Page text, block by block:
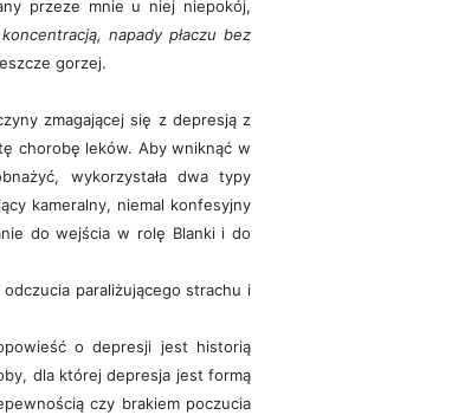
przeze mnie u niej niepokój,
napady płaczu bez
gorzej.
zmagającej się z depresją z
chorobę leków. Aby wniknąć w
wykorzystała dwa typy
kameralny, niemal konfesyjny
do wejścia w rolę Blanki i do
paraliżującego strachu i
o depresji jest historią
dla której depresja jest formą
czy brakiem poczucia